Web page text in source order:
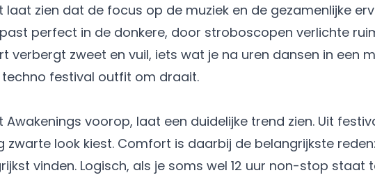
zien dat de focus op de muziek en de gezamenlijke
perfect in de donkere, door stroboscopen verlichte
verbergt zweet en vuil, iets wat je na uren dansen in een
festival outfit om draait.
voorop, laat een duidelijke trend zien. Uit
zwarte look kiest. Comfort is daarbij de belangrijkste reden:
vinden. Logisch, als je soms wel 12 uur non-stop staat